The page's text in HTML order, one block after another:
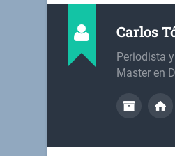
Carlos
Periodista
Master en